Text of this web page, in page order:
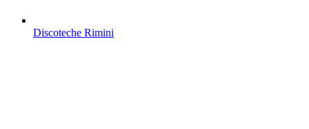
Discoteche Rimini